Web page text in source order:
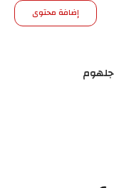
إضافة محتوى